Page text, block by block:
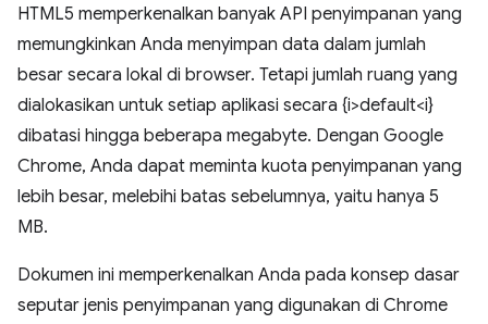
HTML5 memperkenalkan banyak API penyimpanan yang
memungkinkan Anda menyimpan data dalam jumlah
besar secara lokal di browser. Tetapi jumlah ruang yang
dialokasikan untuk setiap aplikasi secara {i>default<i}
dibatasi hingga beberapa megabyte. Dengan Google
Chrome, Anda dapat meminta kuota penyimpanan yang
lebih besar, melebihi batas sebelumnya, yaitu hanya 5
MB.
Dokumen ini memperkenalkan Anda pada konsep dasar
seputar jenis penyimpanan yang digunakan di Chrome